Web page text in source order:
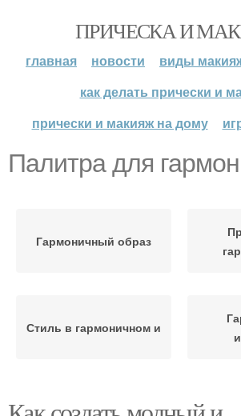
ПРИЧЕСКА И
главная новости
виды
как делать прически и
прически и макияж на дому
Палитра для
Гармоничный образ
Стиль в гармоничном и